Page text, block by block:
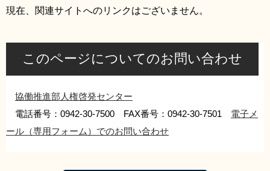
現在、関連サイトへのリンクはございません。
このページについてのお問い合わせ
協働推進部人権啓発センター
電話番号：0942-30-7500 FAX番号：0942-30-7501 電子メ
ール（専用フォーム）でのお問い合わせ